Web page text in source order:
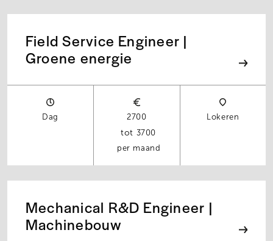
Field Service Engineer |
Groene energie
Dag
2700
3700
per maand
Lokeren
Mechanical R&D Engineer |
Machinebouw